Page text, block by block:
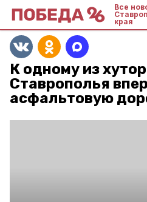
Все
края
К одному из
Ставрополья
асфальтовую